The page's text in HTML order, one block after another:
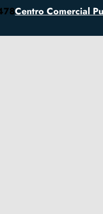
Centro Comercial